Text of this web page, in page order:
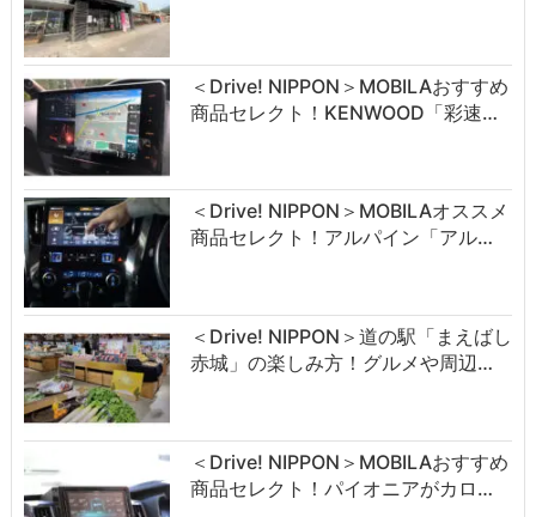
＜Drive! NIPPON＞MOBILAおすすめ
商品セレクト！KENWOOD「彩速…
＜Drive! NIPPON＞MOBILAオススメ
商品セレクト！アルパイン「アル…
＜Drive! NIPPON＞道の駅「まえばし
赤城」の楽しみ方！グルメや周辺…
＜Drive! NIPPON＞MOBILAおすすめ
商品セレクト！パイオニアがカロ…